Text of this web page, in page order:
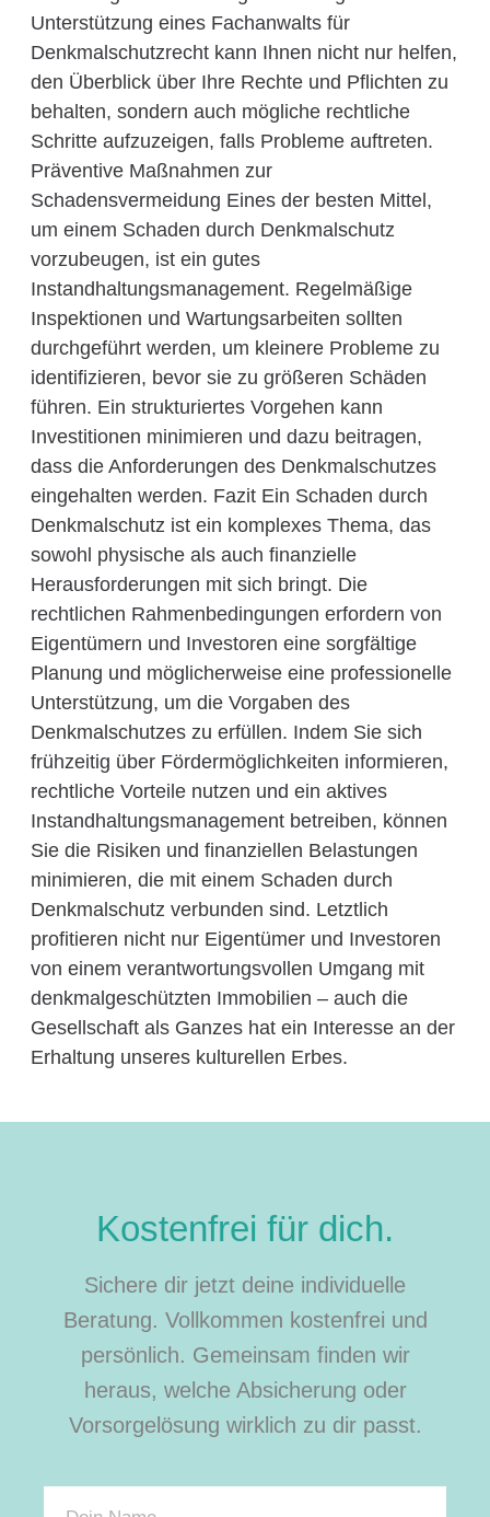
Unterstützung eines Fachanwalts für
Denkmalschutzrecht kann Ihnen nicht nur helfen,
den Überblick über Ihre Rechte und Pflichten zu
behalten, sondern auch mögliche rechtliche
Schritte aufzuzeigen, falls Probleme auftreten.
Präventive Maßnahmen zur
Schadensvermeidung Eines der besten Mittel,
um einem Schaden durch Denkmalschutz
vorzubeugen, ist ein gutes
Instandhaltungsmanagement. Regelmäßige
Inspektionen und Wartungsarbeiten sollten
durchgeführt werden, um kleinere Probleme zu
identifizieren, bevor sie zu größeren Schäden
führen. Ein strukturiertes Vorgehen kann
Investitionen minimieren und dazu beitragen,
dass die Anforderungen des Denkmalschutzes
eingehalten werden. Fazit Ein Schaden durch
Denkmalschutz ist ein komplexes Thema, das
sowohl physische als auch finanzielle
Herausforderungen mit sich bringt. Die
rechtlichen Rahmenbedingungen erfordern von
Eigentümern und Investoren eine sorgfältige
Planung und möglicherweise eine professionelle
Unterstützung, um die Vorgaben des
Denkmalschutzes zu erfüllen. Indem Sie sich
frühzeitig über Fördermöglichkeiten informieren,
rechtliche Vorteile nutzen und ein aktives
Instandhaltungsmanagement betreiben, können
Sie die Risiken und finanziellen Belastungen
minimieren, die mit einem Schaden durch
Denkmalschutz verbunden sind. Letztlich
profitieren nicht nur Eigentümer und Investoren
von einem verantwortungsvollen Umgang mit
denkmalgeschützten Immobilien – auch die
Gesellschaft als Ganzes hat ein Interesse an der
Erhaltung unseres kulturellen Erbes.
Kostenfrei für dich.
Sichere dir jetzt deine individuelle
Beratung. Vollkommen kostenfrei und
persönlich. Gemeinsam finden wir
heraus, welche Absicherung oder
Vorsorgelösung wirklich zu dir passt.